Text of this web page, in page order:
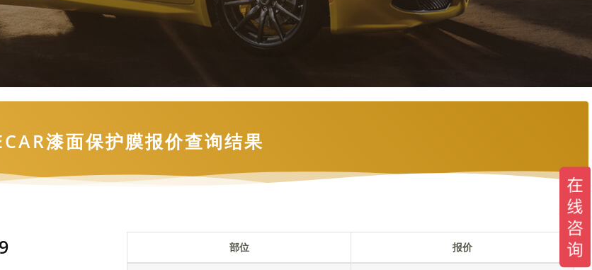
漆面保护膜报价查询结果
部位 报价